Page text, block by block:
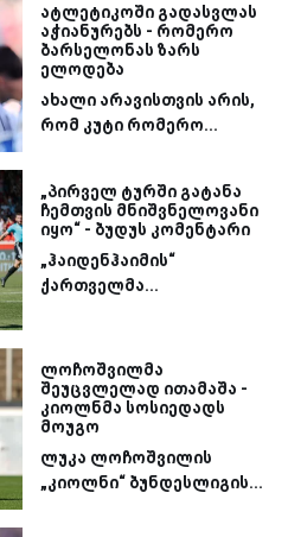
ატლეტიკოში გადასვლას
აჭიანურებს - რომერო
ბარსელონას ზარს
ელოდება
ახალი არავისთვის არის,
რომ კუტი რომერო...
„პირველ ტურში გატანა
ჩემთვის მნიშვნელოვანი
იყო“ - ბუდუს კომენტარი
„ჰაიდენჰაიმის“
ქართველმა...
ლოჩოშვილმა
შეუცვლელად ითამაშა -
კიოლნმა სოსიედადს
მოუგო
ლუკა ლოჩოშვილის
„კიოლნი“ ბუნდესლიგის...